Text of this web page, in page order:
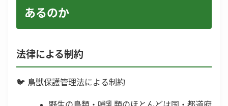
あるのか
法律による制約
🐦 鳥獣保護管理法による制約